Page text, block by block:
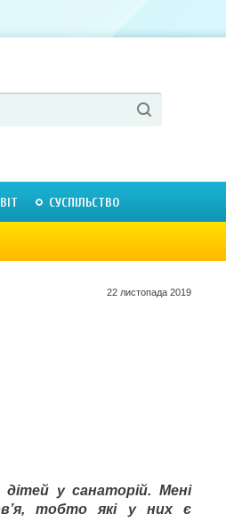
СУСПІЛЬСТВО
22 листопада 2019
у санаторій. Мені
тобто які у них є